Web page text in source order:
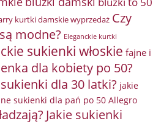
kurtki damskie wyprzedaż Czy
modne? Eleganckie kurtki
sukienki włoskie fajne i
dla kobiety po 50?
sukienki dla 30 latki? jakie
sukienki dla pań po 50 Allegro
Jakie sukienki